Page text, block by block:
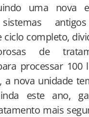
uma nova
sistemas
ciclo completo,
de
processar 100
a nova unidade
este ano,
mais